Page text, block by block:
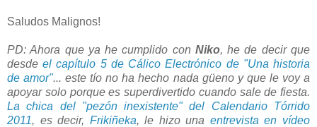
Saludos Malignos!
PD: Ahora que ya he cumplido con Niko, he de decir que
desdeel capítulo 5 de Cálico Electrónico de "Una historia
de amor"... este tío no ha hecho nada güeno y que le voy a
apoyar solo porque es superdivertido cuando sale de fiesta.
La chica del "pezón inexistente" del Calendario Tórrido
2011, es decir, Frikiñeka, le hizo una entrevista en vídeo